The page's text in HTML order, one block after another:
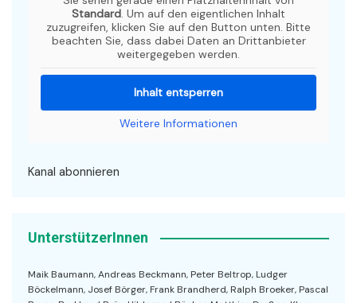
Standard. Um auf den eigentlichen Inhalt
zuzugreifen, klicken Sie auf den Button unten. Bitte
beachten Sie, dass dabei Daten an Drittanbieter
weitergegeben werden.
Inhalt entsperren
Weitere Informationen
Kanal abonnieren
UnterstützerInnen
Maik Baumann, Andreas Beckmann, Peter Beltrop, Ludger
Böckelmann, Josef Börger, Frank Brandherd, Ralph Broeker, Pascal